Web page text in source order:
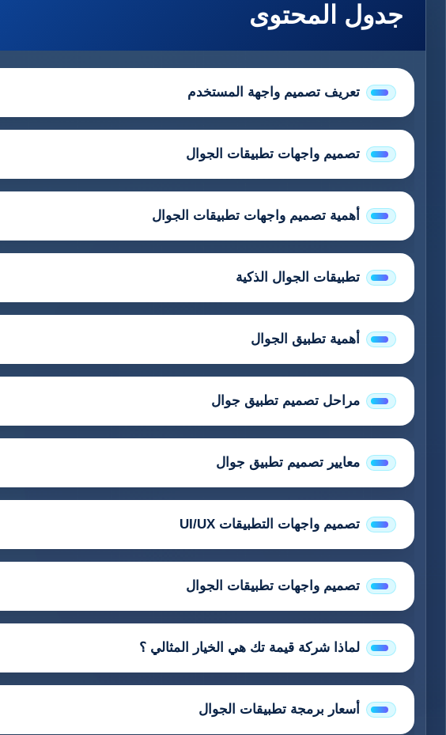
جدول المحتوى
تعريف تصميم واجهة المستخدم
تصميم واجهات تطبيقات الجوال
أهمية تصميم واجهات تطبيقات الجوال
تطبيقات الجوال الذكية
أهمية تطبيق الجوال
مراحل تصميم تطبيق جوال
معايير تصميم تطبيق جوال
تصميم واجهات التطبيقات UI/UX
تصميم واجهات تطبيقات الجوال
لماذا شركة قيمة تك هي الخيار المثالي ؟
أسعار برمجة تطبيقات الجوال